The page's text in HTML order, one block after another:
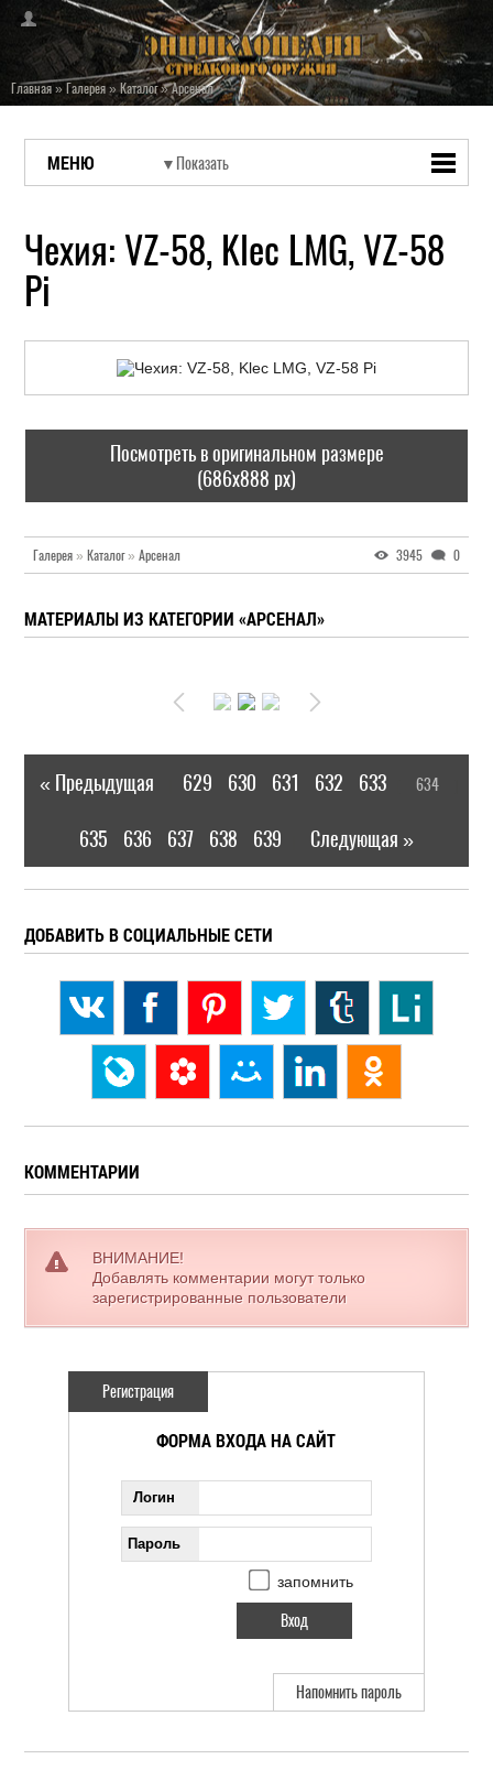
Главная»Галерея»Каталог»Арсенал
МЕНЮ
Чехия: VZ-58, Klec LMG, VZ-58
Pi
Посмотреть в оригинальном размере
(686x888 px)
Галерея » Каталог» Арсенал 3945 0
МАТЕРИАЛЫ ИЗ КАТЕГОРИИ «АРСЕНАЛ»
« Предыдущая 629 630 631 632 633 634
635 636 637 638 639 Следующая »
ДОБАВИТЬ В СОЦИАЛЬНЫЕ СЕТИ
КОММЕНТАРИИ
ВНИМАНИЕ!
Добавлять комментарии могут только
зарегистрированные пользователи
Регистрация
ФОРМА ВХОДА НА САЙТ
Логин
Пароль
запомнить
Напомнить пароль